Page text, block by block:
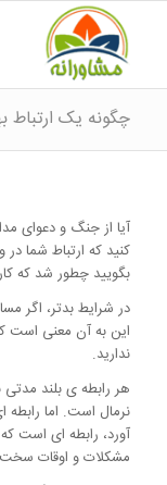
چگونه یک ارتباط
آیا از جنگ و دعوای
کنید که ارتباط شما
بگویید چطور شد که
در شرایط بدتر، اگر
این به آن معنی است
ندارید.
هر رابطه ی بلند
نرمال است. اما
آورد، رابطه ای است
مشکلات و اوقات